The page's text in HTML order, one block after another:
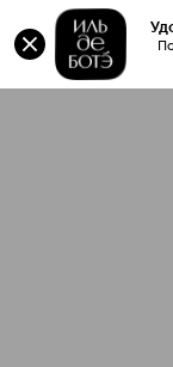
PARFUM
Духи
PARFUM